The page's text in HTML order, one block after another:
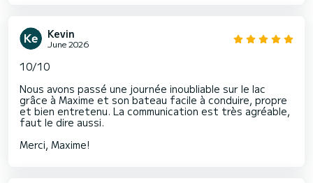
Kevin
June 2026
10/10
Nous avons passé une journée inoubliable sur le lac
grâce à Maxime et son bateau facile à conduire, propre
et bien entretenu. La communication est très agréable,
faut le dire aussi.
Merci, Maxime!